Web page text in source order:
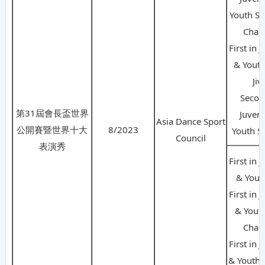
第31屆會長盃世界
公開賽暨世界十大
表演秀
8/2023
Asia Dance Sport
Council
Youth
Cha
First in
&
Youth
First in
&
First in
&
Cha
First in
& Youth